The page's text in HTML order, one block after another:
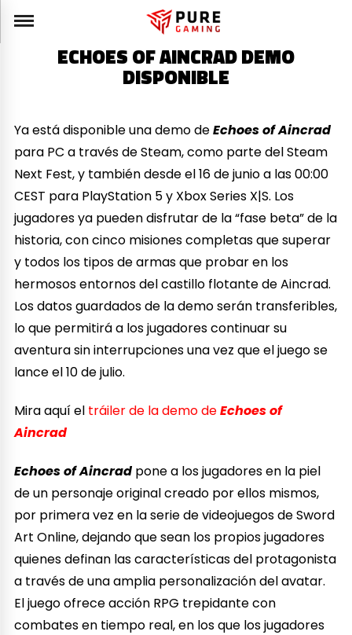
ECHOES OF AINCRAD DEMO
DISPONIBLE
Ya está disponible una demo deEchoes of Aincrad
para PC a través de Steam, como parte del Steam
Next Fest, y también desde el 16 de junio a las 00:00
CEST para PlayStation 5 y Xbox Series X|S. Los
jugadores ya pueden disfrutar de la “fase beta” de la
historia, con cinco misiones completas que superar
y todos los tipos de armas que probar en los
hermosos entornos del castillo flotante de Aincrad.
Los datos guardados de la demo serán transferibles,
lo que permitirá a los jugadores continuar su
aventura sin interrupciones una vez que el juego se
lance el 10 de julio.
Mira aquí el tráiler de la demo deEchoes of
Aincrad
Echoes of Aincrad pone a los jugadores en la piel
de un personaje original creado por ellos mismos,
por primera vez en la serie de videojuegos de Sword
Art Online, dejando que sean los propios jugadores
quienes definan las características del protagonista
a través de una amplia personalización del avatar.
El juego ofrece acción RPG trepidante con
combates en tiempo real, en los que los jugadores